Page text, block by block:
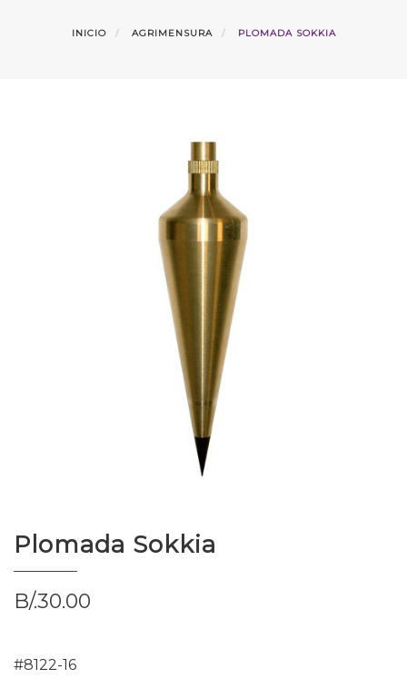
INICIO AGRIMENSURA PLOMADA SOKKIA
Plomada Sokkia
B/.30.00
#8122-16